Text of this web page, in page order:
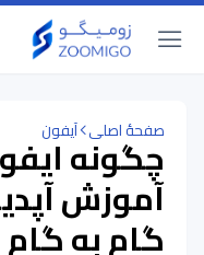
صفحهٔ اصلی آیفونچگونه
آموزش
گام به گام